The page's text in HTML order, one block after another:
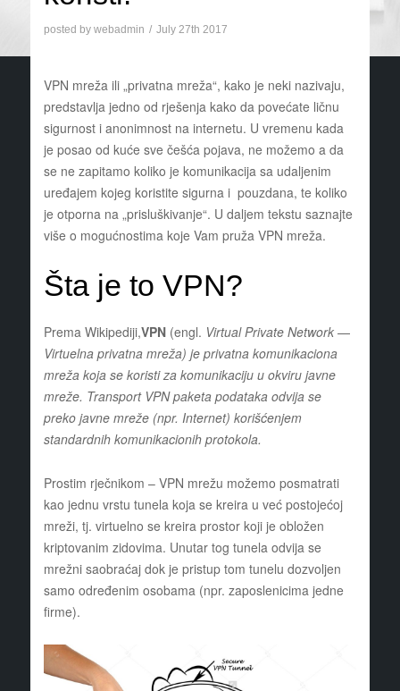
posted by webadmin July 27th 2017
VPN mreža ili „privatna mreža“, kako je neki nazivaju,
predstavlja jedno od rješenja kako da povećate ličnu
sigurnost i anonimnost na internetu. U vremenu kada
je posao od kuće sve češća pojava, ne možemo a da
se ne zapitamo koliko je komunikacija sa udaljenim
uređajem kojeg koristite sigurna i pouzdana, te koliko
je otporna na „prisluškivanje“. U daljem tekstu saznajte
više o mogućnostima koje Vam pruža VPN mreža.
Šta je to VPN?
Prema Wikipediji,VPN(engl. Virtual Private Network—
Virtuelna privatna mreža) je privatna komunikaciona
mreža koja se koristi za komunikaciju u okviru javne
mreže. Transport VPN paketa podataka odvija se
preko javne mreže (npr. Internet) korišćenjem
standardnih komunikacionih protokola.
Prostim rječnikom – VPN mrežu možemo posmatrati
kao jednu vrstu tunela koja se kreira u već postojećoj
mreži, tj. virtuelno se kreira prostor koji je obložen
kriptovanim zidovima. Unutar tog tunela odvija se
mrežni saobraćaj dok je pristup tom tunelu dozvoljen
samo određenim osobama (npr. zaposlenicima jedne
firme).